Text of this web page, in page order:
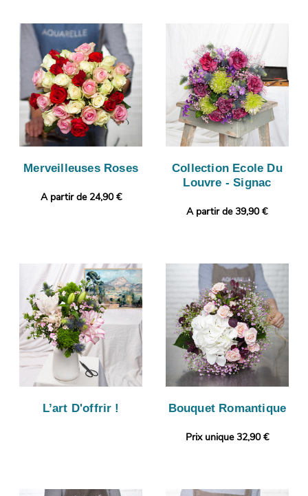
Merveilleuses Roses
A partir de 24,90 €
Collection Ecole Du
Louvre - Signac
A partir de 39,90 €
L’art D'offrir ! Bouquet Romantique
Prix unique 32,90 €